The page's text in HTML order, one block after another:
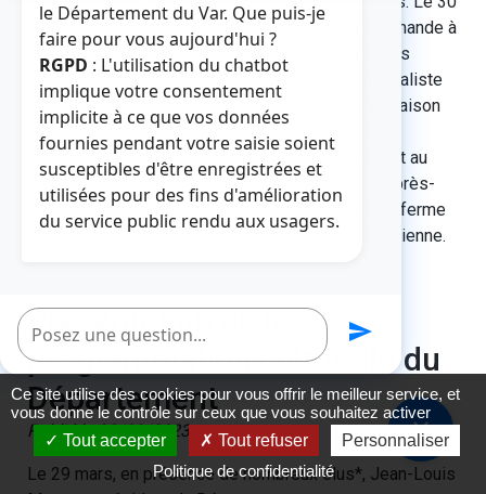
mars, elle a organisé une journée escapade gourmande à
destination des proches aidants et des personnes
aidées. Le groupe, accompagné d’une guide naturaliste
et d’une diététicienne, s’est rendu le matin, à la Maison
départementale des 4 Frères au Beausset pour
découvrir cet Espace naturel sensible appartenant au
Département par le biais d’une balade douce. L’après-
midi, direction La Roquebrussanne pour visiter la ferme
des Vallons et passer un moment avec la diététicienne.
Présentation de la
programmation culturelle du
Département
Publié le 30/03/2023
Le 29 mars, en présence de nombreux élus*, Jean-Louis
close
le Département du Var. Que puis-je
faire pour vous aujourd'hui ?
RGPD : L'utilisation du chatbot
implique votre consentement
implicite à ce que vos données
fournies pendant votre saisie soient
susceptibles d'être enregistrées et
utilisées pour des fins d'amélioration
du service public rendu aux usagers.
Poser une question send
Ce site utilise des cookies pour vous offrir le meilleur service, et
vous donne le contrôle sur ceux que vous souhaitez activer
Tout accepter
Tout refuser
Personnaliser
Politique de confidentialité